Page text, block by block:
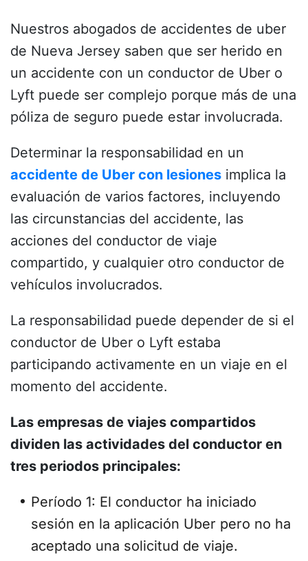
Nuestros abogados de accidentes de uber
de Nueva Jersey saben que ser herido en
un accidente con un conductor de Uber o
Lyft puede ser complejo porque más de una
póliza de seguro puede estar involucrada.
Determinar la responsabilidad en un
accidente de Uber con lesiones implica la
evaluación de varios factores, incluyendo
las circunstancias del accidente, las
acciones del conductor de viaje
compartido, y cualquier otro conductor de
vehículos involucrados.
La responsabilidad puede depender de si el
conductor de Uber o Lyft estaba
participando activamente en un viaje en el
momento del accidente.
Las empresas de viajes compartidos
dividen las actividades del conductor en
tres periodos principales:
Período 1: El conductor ha iniciado
sesión en la aplicación Uber pero no ha
aceptado una solicitud de viaje.